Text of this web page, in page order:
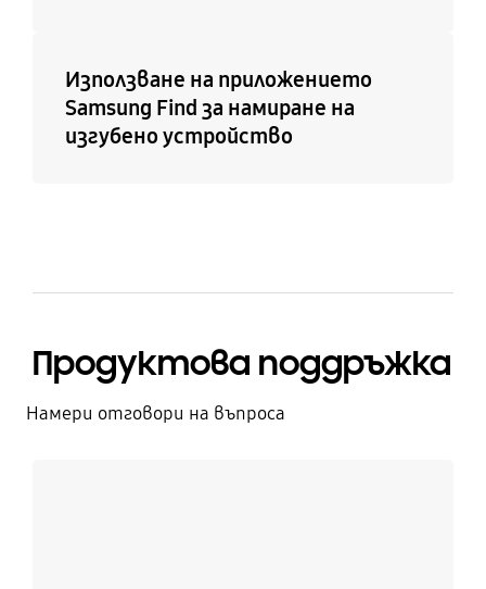
Използване на приложението
Samsung Find за намиране на
изгубено устройство
Продуктова поддръжка
Намери отговори на въпроса